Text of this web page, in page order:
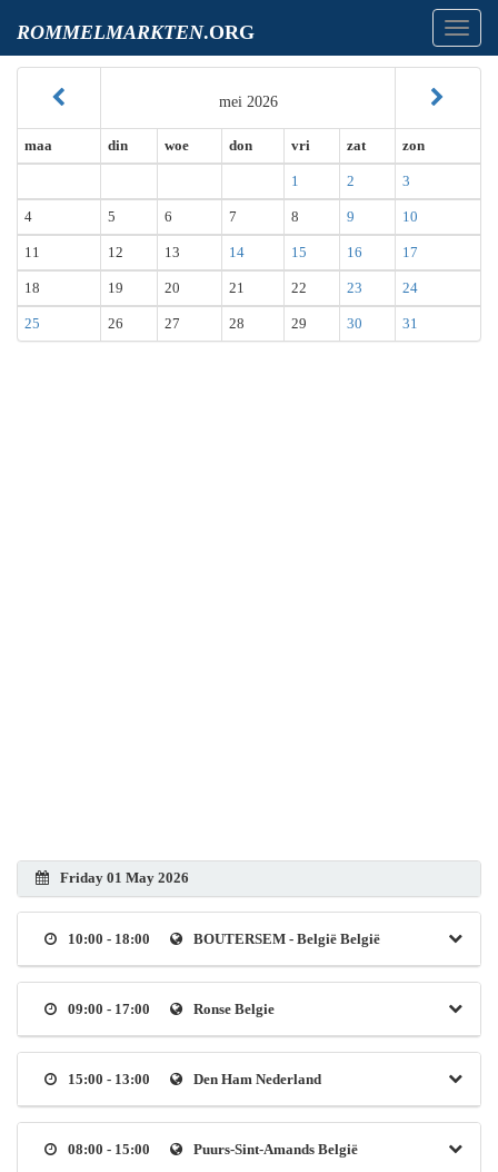
ROMMELMARKTEN.ORG
mei 2026
maa din woe don vri zat zon
1 2 3
4 5 6 7 8 9 10
11 12 13 14 15 16 17
18 19 20 21 22 23 24
25 26 27 28 29 30 31
Friday 01 May 2026
10:00 - 18:00 BOUTERSEM - België België
09:00 - 17:00 Ronse Belgie
15:00 - 13:00 Den Ham Nederland
08:00 - 15:00 Puurs-Sint-Amands België